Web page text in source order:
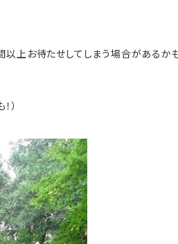
上お待たせしてしまう場合があるかも
）